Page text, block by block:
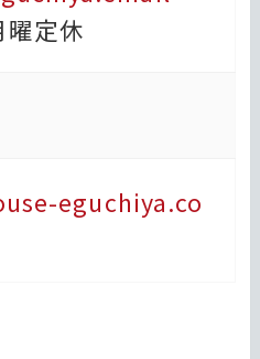
定休
eguchiya.co